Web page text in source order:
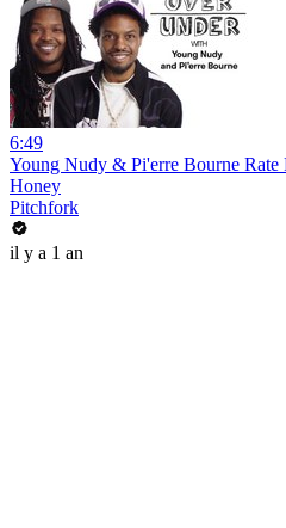
6:49
Young Nudy & Pi'erre Bourne Rate
Honey
Pitchfork
il y a 1 an